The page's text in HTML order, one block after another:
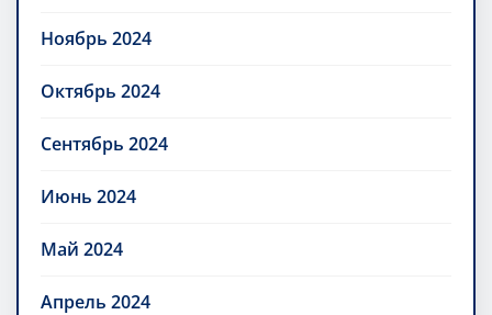
Ноябрь 2024
Октябрь 2024
Сентябрь 2024
Июнь 2024
Май 2024
Апрель 2024